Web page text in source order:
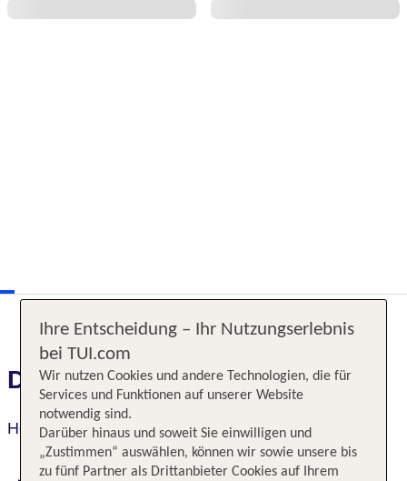
Das erwartet Sie
Hotel La Fenice & Siesta
Ihre Entscheidung – Ihr Nutzungserlebnis
bei TUI.com
Wir nutzen Cookies und andere Technologien, die für
Services und Funktionen auf unserer Website
notwendig sind.
Darüber hinaus und soweit Sie einwilligen und
„Zustimmen“ auswählen, können wir sowie unsere bis
zu fünf Partner als Drittanbieter Cookies auf Ihrem